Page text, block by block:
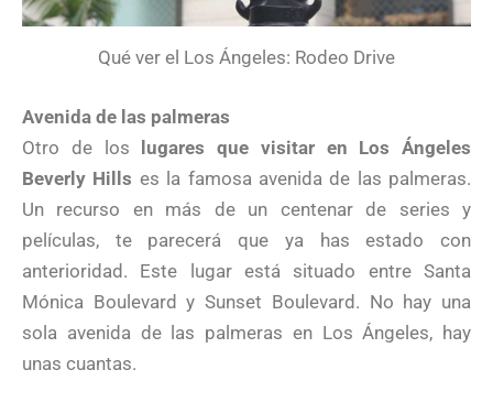
Qué ver el Los Ángeles: Rodeo Drive
Avenida de las palmeras
Otro de los lugares que visitar en Los Ángeles
Beverly Hills es la famosa avenida de las palmeras.
Un recurso en más de un centenar de series y
películas, te parecerá que ya has estado con
anterioridad. Este lugar está situado entre Santa
Mónica Boulevard y Sunset Boulevard. No hay una
sola avenida de las palmeras en Los Ángeles, hay
unas cuantas.